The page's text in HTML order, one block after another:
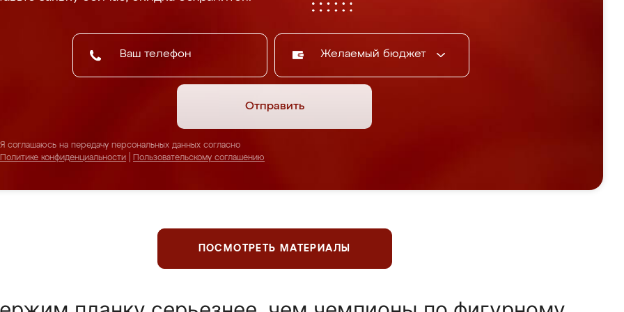
Желаемый бюджет
Отправить
Я соглашаюсь на передачу персональных данных согласно
Политике конфиденциальности
Пользовательскому соглашению
ПОСМОТРЕТЬ МАТЕРИАЛЫ